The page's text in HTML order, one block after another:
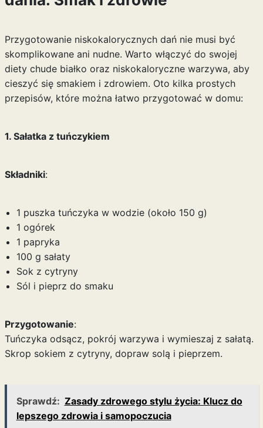
Przygotowanie niskokalorycznych dań nie musi być
skomplikowane ani nudne. Warto włączyć do swojej
diety chude białko oraz niskokaloryczne warzywa, aby
cieszyć się smakiem i zdrowiem. Oto kilka prostych
przepisów, które można łatwo przygotować w domu:
1. Sałatka z tuńczykiem
Składniki:
1 puszka tuńczyka w wodzie (około 150 g)
1 ogórek
1 papryka
100 g sałaty
Sok z cytryny
Sól i pieprz do smaku
Przygotowanie:
Tuńczyka odsącz, pokrój warzywa i wymieszaj z sałatą.
Skrop sokiem z cytryny, dopraw solą i pieprzem.
Sprawdź: Zasady zdrowego stylu życia: Klucz do
lepszego zdrowia i samopoczucia